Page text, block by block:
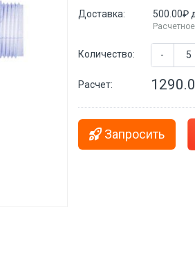
Доставка: 500.00₽
Количество: -
Расчет:
Запросить